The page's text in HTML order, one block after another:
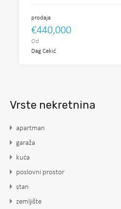
prodaja
€440,000
Od
Dag Cekić
Vrste nekretnina
apartman
garaža
kuća
poslovni prostor
stan
zemljište